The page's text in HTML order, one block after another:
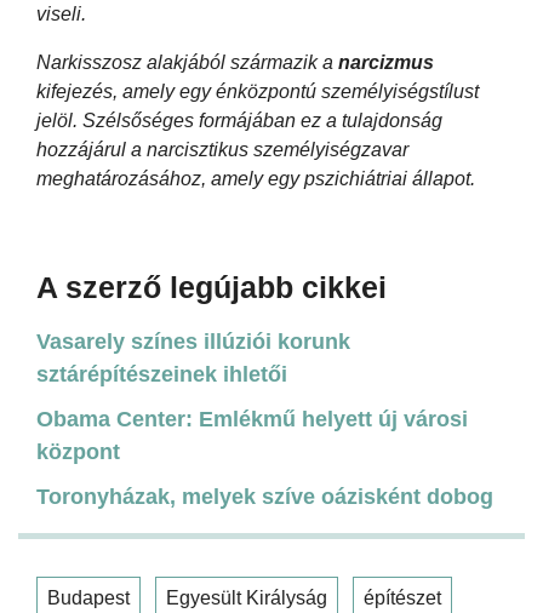
viseli.
Narkisszosz alakjából származik a narcizmus
kifejezés, amely egy énközpontú személyiségstílust
jelöl. Szélsőséges formájában ez a tulajdonság
hozzájárul a narcisztikus személyiségzavar
meghatározásához, amely egy pszichiátriai állapot.
A szerző legújabb cikkei
Vasarely színes illúziói korunk
sztárépítészeinek ihletői
Obama Center: Emlékmű helyett új városi
központ
Toronyházak, melyek szíve oázisként dobog
Budapest Egyesült Királyság építészet